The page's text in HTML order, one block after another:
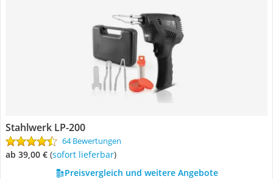
Stahlwerk LP-200
64 Bewertungen
ab 39,00 € ( Sofort lieferbar)
Preisvergleich und weitere Angebote